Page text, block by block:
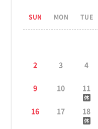
SUN MON TUE
2 3 4
9 10 11
16 17 18